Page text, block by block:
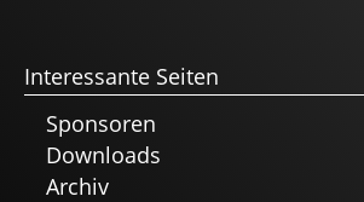
Interessante Seiten
Sponsoren
Downloads
Archiv